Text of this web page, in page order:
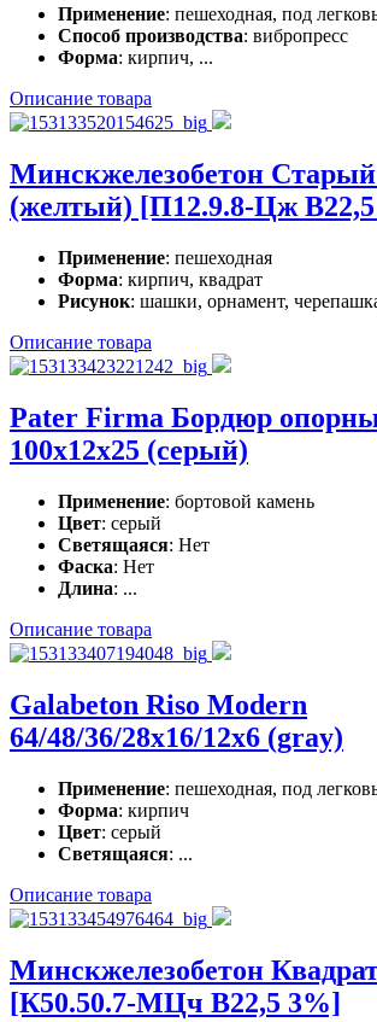
Применение: пешеходная, под
Способ производства: вибропресс
Форма: кирпич, ...
Описание товара
Минскжелезобетон Старый
(желтый) [П12.9.8-Цж
Применение: пешеходная
Форма: кирпич, квадрат
Рисунок: шашки, орнамент,
Описание товара
Pater Firma Бордюр
100x12x25 (серый)
Применение: бортовой камень
Цвет: серый
Светящаяся: Нет
Фаска: Нет
Длина: ...
Описание товара
Galabeton Riso Modern
64/48/36/28x16/12x6 (gray)
Применение: пешеходная, под
Форма: кирпич
Цвет: серый
Светящаяся: ...
Описание товара
Минскжелезобетон
[К50.50.7-МЦч В22,5 3%]